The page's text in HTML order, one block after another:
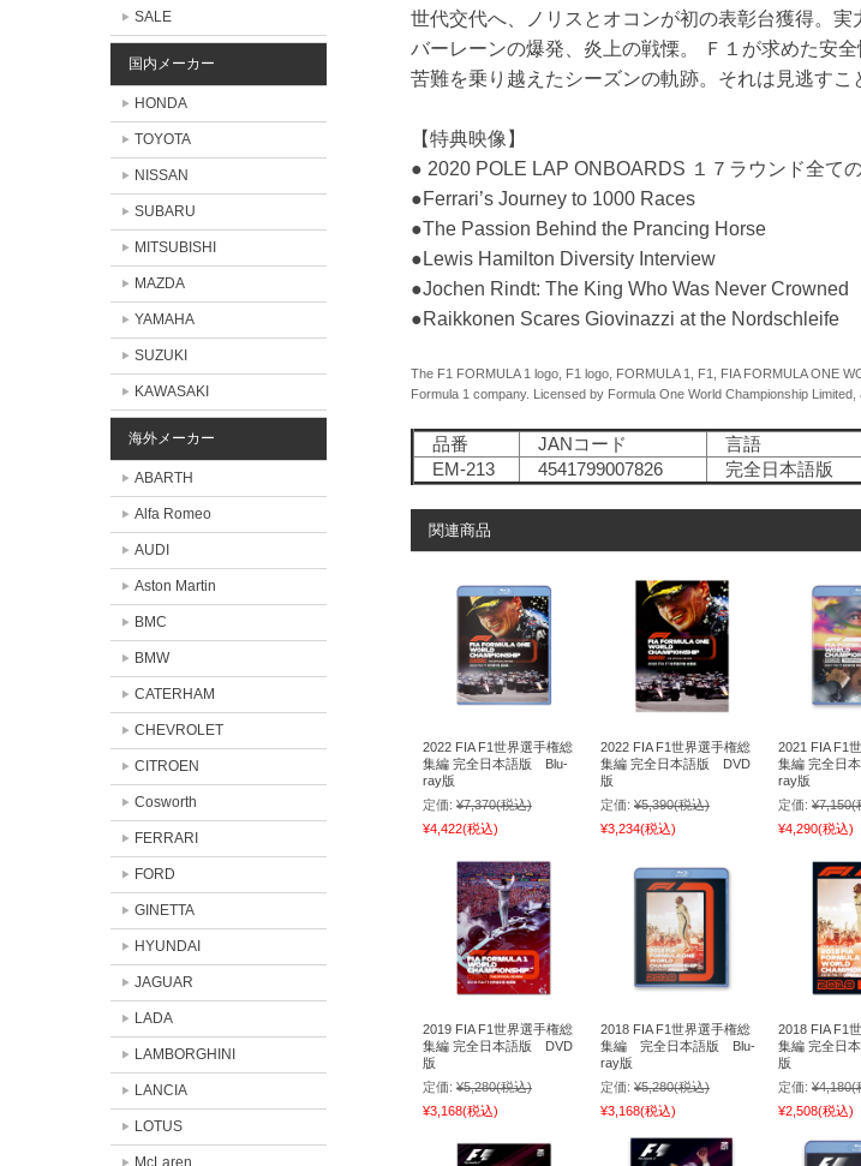
世代交代へ、ノリスとオコンが初の表彰台獲得。
バーレーンの爆発、炎上の戦慄。 Ｆ１が求めた安
苦難を乗り越えたシーズンの軌跡。それは見逃す
【特典映像】
● 2020 POLE LAP ONBOARDS １７ラウンド全て
●Ferrari’s Journey to 1000 Races
●The Passion Behind the Prancing Horse
●Lewis Hamilton Diversity Interview
●Jochen Rindt: The King Who Was Never Crowned
●Raikkonen Scares Giovinazzi at the Nordschleife
The F1 FORMULA 1 logo, F1 logo, FORMULA 1, F1, FIA FORMULA ONE
Formula 1 company. Licensed by Formula One World Championship
品番 JANコード 言語
EM-213
4541799007826 完全日本語版
関連商品
2022 FIA F1世界選手権総
集編 完全日本語版 Blu-
ray版
定価: ¥7,370(税込)
¥4,422(税込)
2022 FIA F1世界選手権総
集編 完全日本語版 DVD
版
定価: ¥5,390(税込)
¥3,234(税込)
2021 FIA F1
集編 完全日
ray版
定価: ¥7,150(
¥4,290(税込)
2019 FIA F1世界選手権総
集編 完全日本語版 DVD
版
定価: ¥5,280(税込)
¥3,168(税込)
2018 FIA F1世界選手権総
集編 完全日本語版 Blu-
ray版
定価: ¥5,280(税込)
¥3,168(税込)
2018 FIA F1
集編 完全日
版
定価: ¥4,180(
¥2,508(税込)
SALE
国内メーカー
HONDA
TOYOTA
NISSAN
SUBARU
MITSUBISHI
MAZDA
YAMAHA
SUZUKI
KAWASAKI
海外メーカー
ABARTH
Alfa Romeo
AUDI
Aston Martin
BMC
BMW
CATERHAM
CHEVROLET
CITROEN
Cosworth
FERRARI
FORD
GINETTA
HYUNDAI
JAGUAR
LADA
LAMBORGHINI
LANCIA
LOTUS
McLaren